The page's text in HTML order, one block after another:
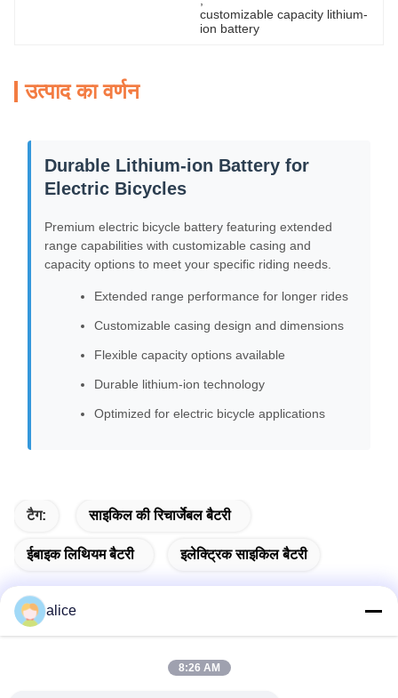
customizable capacity lithium-
ion battery
उत्पाद का वर्णन
Durable Lithium-ion Battery for
Electric Bicycles
Premium electric bicycle battery featuring extended
range capabilities with customizable casing and
capacity options to meet your specific riding needs.
Extended range performance for longer rides
Customizable casing design and dimensions
Flexible capacity options available
Durable lithium-ion technology
Optimized for electric bicycle applications
टैग: साइकिल की रिचार्जेबल बैटरी
ईबाइक लिथियम बैटरी इलेक्ट्रिक साइकिल बैटरी
alice
8:26 AM